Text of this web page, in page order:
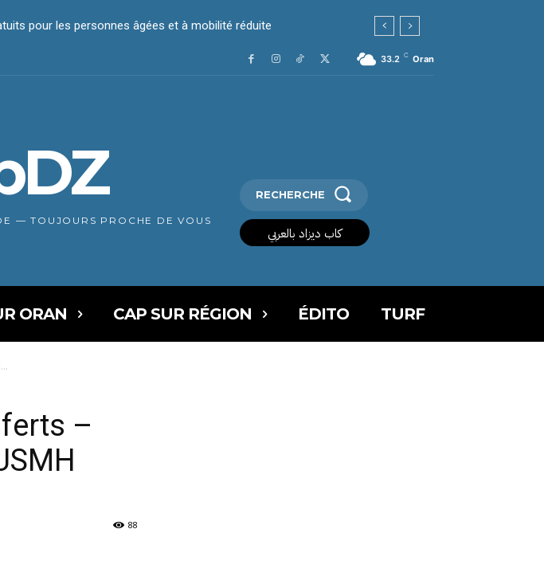
pour les personnes âgées et à mobilité réduite
et détritus : les commerces dans le viseur
33.2 C Oran
— TOUJOURS PROCHE DE VOUS
RECHERCHE
كاب ديزاد بالعربي
ORAN CAP SUR RÉGION ÉDITO TURF
–
88